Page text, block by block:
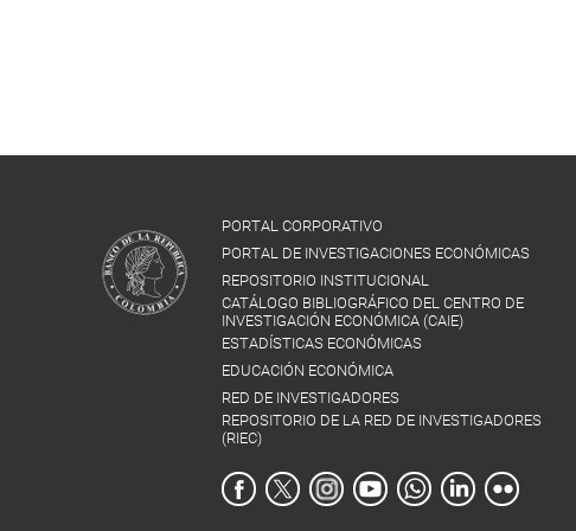
PORTAL CORPORATIVO
PORTAL DE INVESTIGACIONES ECONÓMICAS
REPOSITORIO INSTITUCIONAL
CATÁLOGO BIBLIOGRÁFICO DEL CENTRO DE
INVESTIGACIÓN ECONÓMICA (CAIE)
ESTADÍSTICAS ECONÓMICAS
EDUCACIÓN ECONÓMICA
RED DE INVESTIGADORES
REPOSITORIO DE LA RED DE INVESTIGADORES
(RIEC)